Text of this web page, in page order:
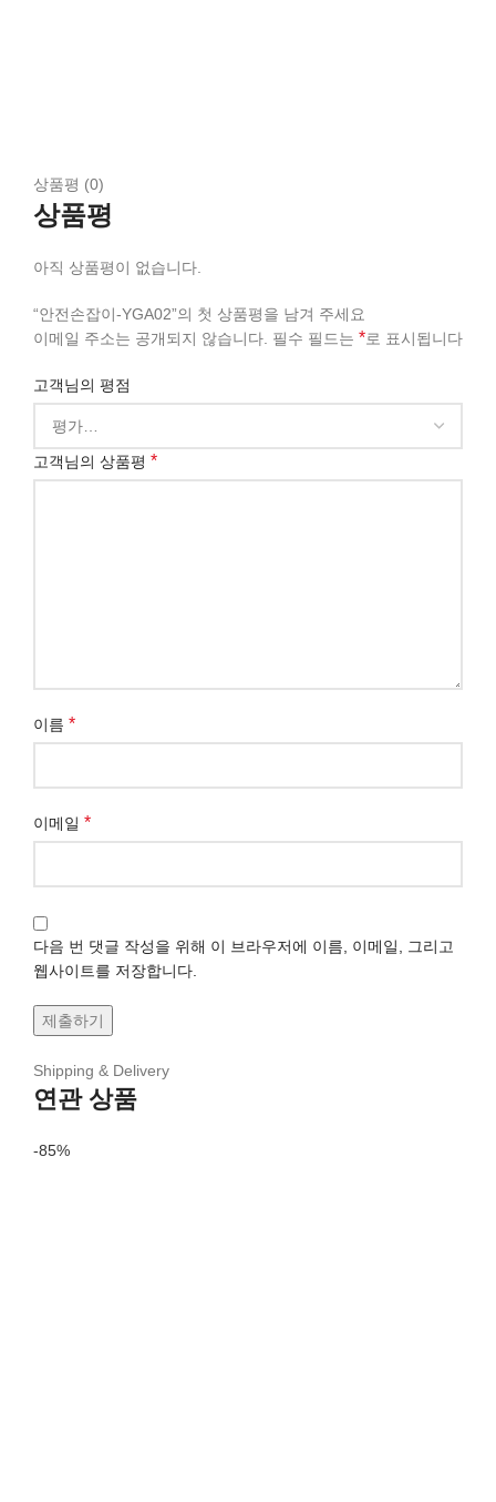
상품평 (0)
상품평
아직 상품평이 없습니다.
“안전손잡이-YGA02”의 첫 상품평을 남겨 주세요
이메일 주소는 공개되지 않습니다. 필수 필드는 *로 표시됩니다
고객님의 평점
고객님의 상품평 *
이름 *
이메일 *
다음 번 댓글 작성을 위해 이 브라우저에 이름, 이메일, 그리고
웹사이트를 저장합니다.
Shipping & Delivery
연관 상품
-85%